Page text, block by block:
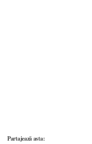
Partajează asta: